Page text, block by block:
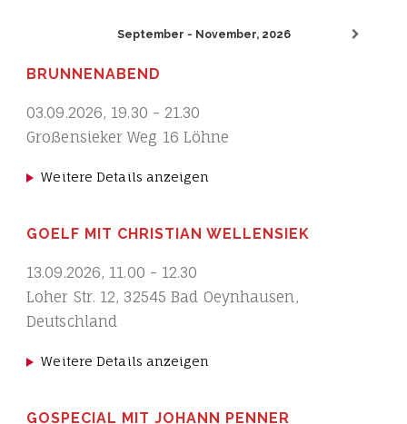
September - November, 2026
BRUNNENABEND
03.09.2026, 19.30 - 21.30
Großensieker Weg 16 Löhne
Weitere Details anzeigen
GOELF MIT CHRISTIAN WELLENSIEK
13.09.2026, 11.00 - 12.30
Loher Str. 12, 32545 Bad Oeynhausen,
Deutschland
Weitere Details anzeigen
GOSPECIAL MIT JOHANN PENNER